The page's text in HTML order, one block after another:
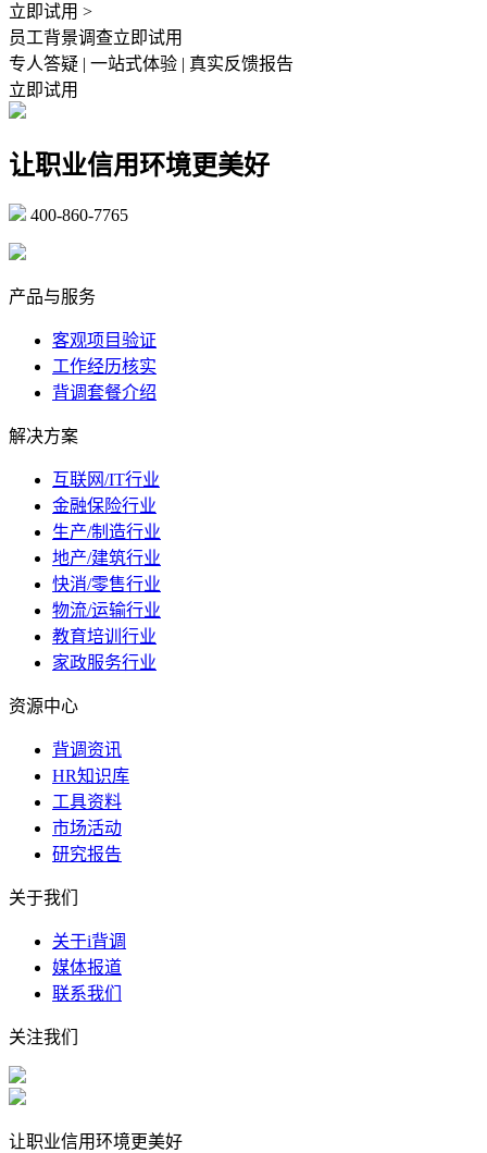
立即试用 >
员工背景调查立即试用
专人答疑 | 一站式体验 | 真实反馈报告
立即试用
让职业信用环境更美好
400-860-7765
产品与服务
客观项目验证
工作经历核实
背调套餐介绍
解决方案
互联网/IT行业
金融保险行业
生产/制造行业
地产/建筑行业
快消/零售行业
物流/运输行业
教育培训行业
家政服务行业
资源中心
背调资讯
HR知识库
工具资料
市场活动
研究报告
关于我们
关于i背调
媒体报道
联系我们
关注我们
让职业信用环境更美好